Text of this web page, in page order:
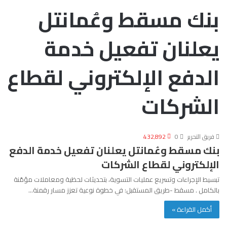
بنك مسقط وعُمانتل
يعلنان تفعيل خدمة
الدفع الإلكتروني لقطاع
الشركات
فريق التحرير 0 432٬892
بنك مسقط وعُمانتل يعلنان تفعيل خدمة الدفع
الإلكتروني لقطاع الشركات
تبسيط الإجراءات وتسريع عمليات التسوية، بتحديثات لحظية ومعاملات مؤمّنة
بالكامل . مسقط -طريق المستقبل: في خطوة نوعية تعزز مسار رقمنة…
أكمل القراءة »